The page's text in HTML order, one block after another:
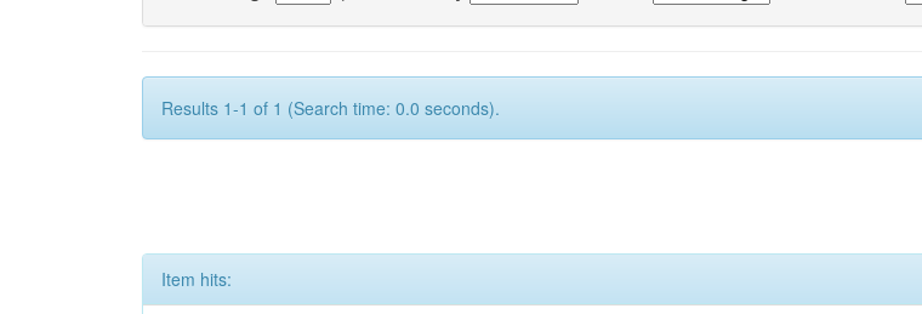
Results 1-1 of 1 (Search time: 0.0 seconds).
Item hits: